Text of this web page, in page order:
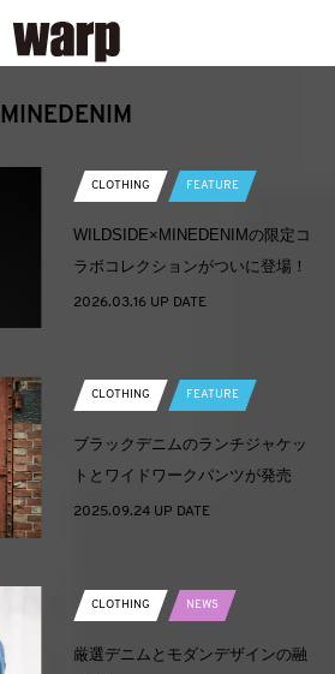
MINEDENIM
CLOTHING FEATURE
WILDSIDE×MINEDENIMの限定コ
ラボコレクションがついに登場！
2026.03.16 UP DATE
CLOTHING FEATURE
ブラックデニムのランチジャケッ
トとワイドワークパンツが発売
2025.09.24 UP DATE
CLOTHING NEWS
厳選デニムとモダンデザインの融